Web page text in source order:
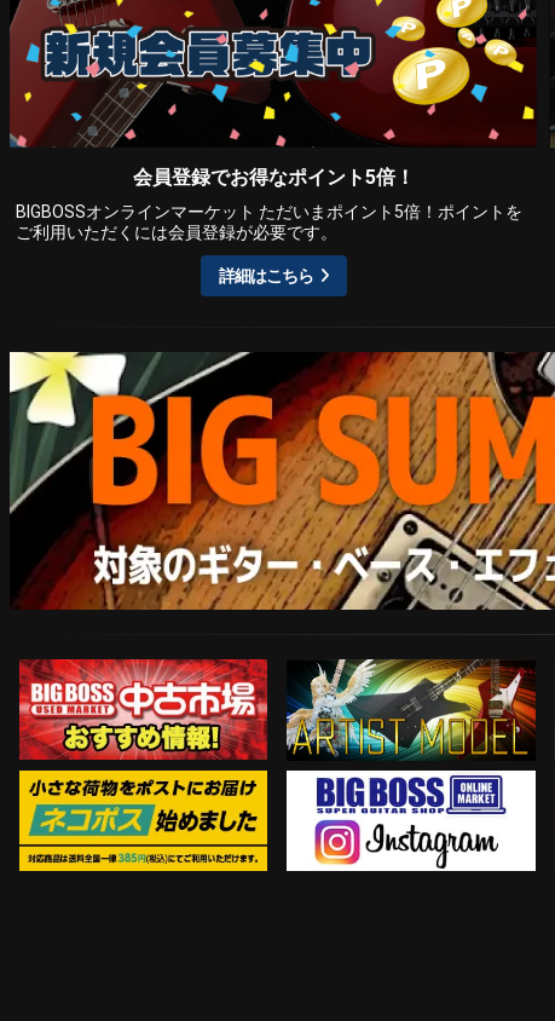
会員登録でお得なポイント5倍！
BIGBOSSオンラインマーケット ただいまポイント5倍！ポイントを
ご利用いただくには会員登録が必要です。
詳細はこちら
中古市場おすすめ情報!! ARTIST MODEL
ネコポス対象商品はコチラ Instagram